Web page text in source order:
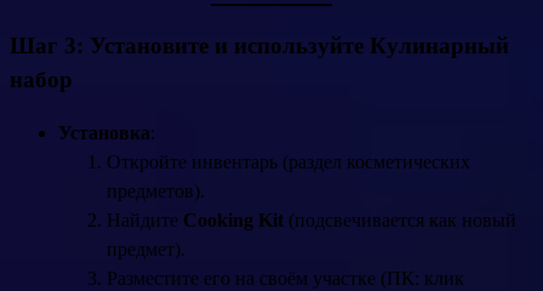
Шаг 3: Установите и используйте Кулинарный
набор
Установка:
Откройте инвентарь (раздел косметических
предметов).
Найдите Cooking Kit (подсвечивается как новый
предмет).
Разместите его на своём участке (ПК: клик